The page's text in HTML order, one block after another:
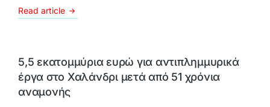
Read article
5,5 εκατομμύρια ευρώ για αντιπλημμυρικά
έργα στο Χαλάνδρι μετά από 51 χρόνια
αναμονής